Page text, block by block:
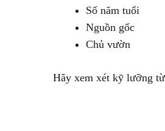
Số năm tuổi
Nguồn gốc
Chủ vườn
Hãy xem xét kỹ lưỡng